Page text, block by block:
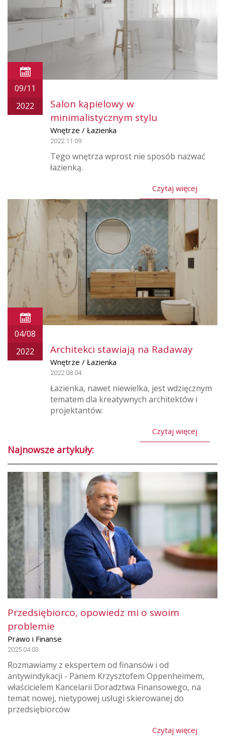
09/11
2022
Salon kąpielowy w
minimalistycznym stylu
Wnętrze / Łazienka
2022.11.09
Tego wnętrza wprost nie sposób nazwać
łazienką.
Czytaj więcej
04/08
2022
Architekci stawiają na Radaway
Wnętrze / Łazienka
2022.08.04
Łazienka, nawet niewielka, jest wdzięcznym
tematem dla kreatywnych architektów i
projektantów.
Czytaj więcej
Najnowsze artykuły:
Przedsiębiorco, opowiedz mi o swoim
problemie
Prawo i Finanse
2025.04.03
Rozmawiamy z ekspertem od finansów i od
antywindykacji - Panem Krzysztofem Oppenheimem,
właścicielem Kancelarii Doradztwa Finansowego, na
temat nowej, nietypowej usługi skierowanej do
przedsiębiorców
Czytaj więcej